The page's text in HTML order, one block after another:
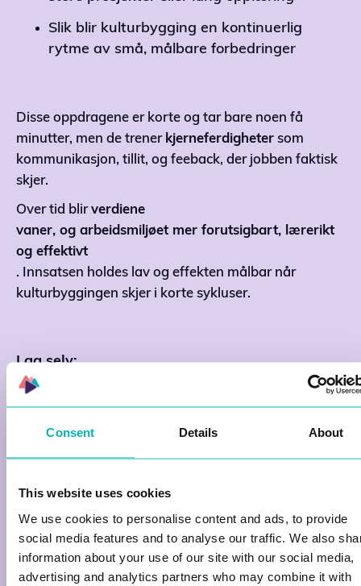
Consent Details About
This website uses cookies
We use cookies to personalise content and ads, to provide
social media features and to analyse our traffic. We also
information about your use of our site with our social media,
advertising and analytics partners who may combine it with
Slik blir kulturbygging en kontinuerlig
rytme av små, målbare forbedringer
Disse oppdragene er korte og tar bare noen få
minutter, men de trener kjerneferdigheter som
kommunikasjon, tillit, og feeback, der jobben faktisk
skjer.
Over tid blirverdiene
vaner, og arbeidsmiljøet mer forutsigbart, lærerikt
og effektivt
. Innsatsen holdes lav og effekten målbar når
kulturbyggingen skjer i korte sykluser.
Lag selv:
Utfordringen er sjelden å bli enige om verdier, men
har verdier og ønsket kultur tydelig beskrevet, men
det stopper ofte ved ord. I vårt studio kan du enkelt
bibliotek eller bruke vårAI-agent
Om det står på tid, kan Witty enkelt omsette kultur
til konkrete vaner ved å hjelpe dere med å lage korte.
aktive oppdrag basert på innholdet dere allerede